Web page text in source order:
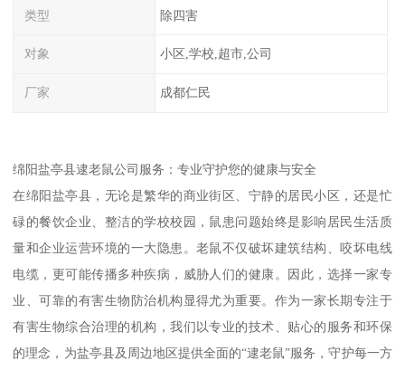
类型 除四害
对象 小区,学校,超市,公司
厂家 成都仁民
绵阳盐亭县逮老鼠公司服务：专业守护您的健康与安全
在绵阳盐亭县，无论是繁华的商业街区、宁静的居民小区，还是忙
碌的餐饮企业、整洁的学校校园，鼠患问题始终是影响居民生活质
量和企业运营环境的一大隐患。老鼠不仅破坏建筑结构、咬坏电线
电缆，更可能传播多种疾病，威胁人们的健康。因此，选择一家专
业、可靠的有害生物防治机构显得尤为重要。作为一家长期专注于
有害生物综合治理的机构，我们以专业的技术、贴心的服务和环保
的理念，为盐亭县及周边地区提供全面的“逮老鼠”服务，守护每一方